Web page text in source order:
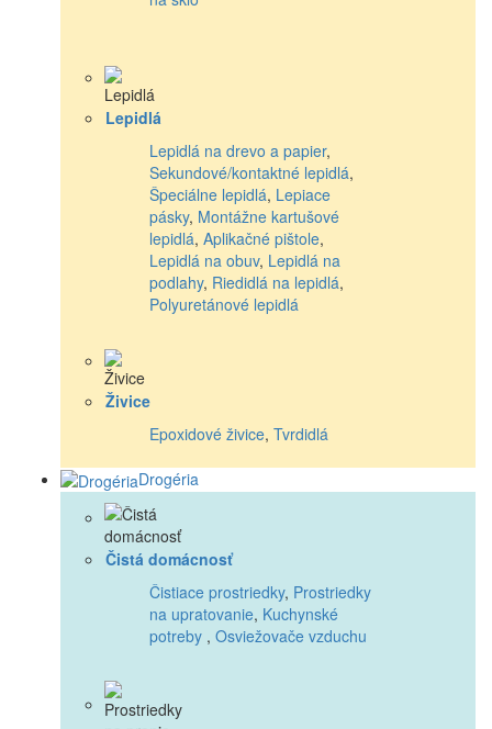
Lepidlá
Lepidlá na drevo a papier,
Sekundové/kontaktné lepidlá,
Špeciálne lepidlá, Lepiace
pásky, Montážne kartušové
lepidlá, Aplikačné pištole,
Lepidlá na obuv, Lepidlá na
podlahy, Riedidlá na lepidlá,
Polyuretánové lepidlá
Živice
Epoxidové živice, Tvrdidlá
Drogéria
Čistá domácnosť
Čistiace prostriedky, Prostriedky
na upratovanie, Kuchynské
potreby , Osviežovače vzduchu